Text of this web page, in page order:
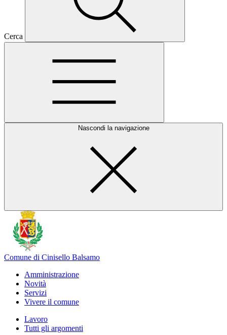
Cerca
Nascondi la navigazione
Comune di Cinisello Balsamo
Amministrazione
Novità
Servizi
Vivere il comune
Lavoro
Tutti gli argomenti